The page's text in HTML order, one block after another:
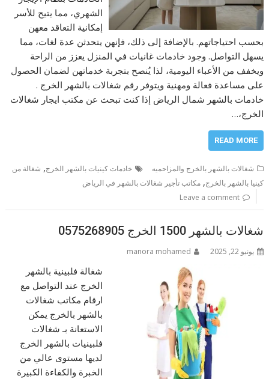
الشهري، مما يتيح للأسر
إمكانية التعاقد معهن
بحسب احتياجاتهم. بالإضافة إلى ذلك، فإنهن يتحدثن عدة لغات، مما
يسهل التواصل. وجود خادمات غانيات في المنزل يعزز من الراحة
ويخفف من الأعباء اليومية، لذا يُنصح بتجربة خدماتهن لضمان الحصول
على مساعدة فعالة ومهنية ويتوفر رقم شغالات بالشهر الخرج .
خادمات بالشهر شمال الرياض إذا كنت تبحث عن مكتب ايجار شغالات
الخرج،…
READ MORE
شغالات بالشهر بالخرج والمزاحميه خادمات كينيات بالشهر الخرج, شغالة من
كينيا بالشهر بالخرج,مكاتب تأجير شغالات بالشهر في الرياض
Leave a comment
شغالات بالشهر 1500 الخرج 0575268905
يونيو 22, 2025 manora mohamed
شغالة فلبينية بالشهر
الخرج عند التواصل مع
ارقام مكاتب شغالات
بالشهر بالخرج يمكن
الاستعانة بـ شغالات
فلبينيات بالشهر الخرج
لديها مستوى عالي من
الخبرة والكفاءة الكبيرة